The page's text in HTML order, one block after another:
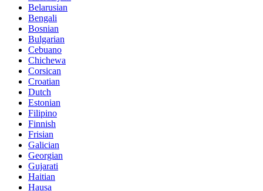
Belarusian
Bengali
Bosnian
Bulgarian
Cebuano
Chichewa
Corsican
Croatian
Dutch
Estonian
Filipino
Finnish
Frisian
Galician
Georgian
Gujarati
Haitian
Hausa